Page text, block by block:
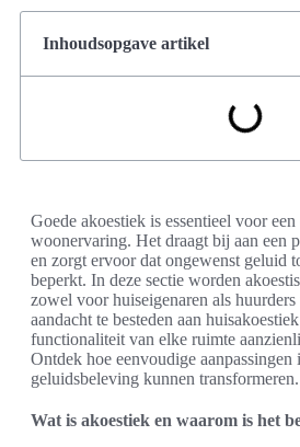
Inhoudsopgave artikel
Goede akoestiek is essentieel voor
woonervaring. Het draagt bij aan een
en zorgt ervoor dat ongewenst geluid
beperkt. In deze sectie worden
zowel voor huiseigenaren als
aandacht te besteden aan
functionaliteit van elke ruimte
Ontdek hoe eenvoudige
geluidsbeleving kunnen transformeren.
Wat is akoestiek en waarom is het